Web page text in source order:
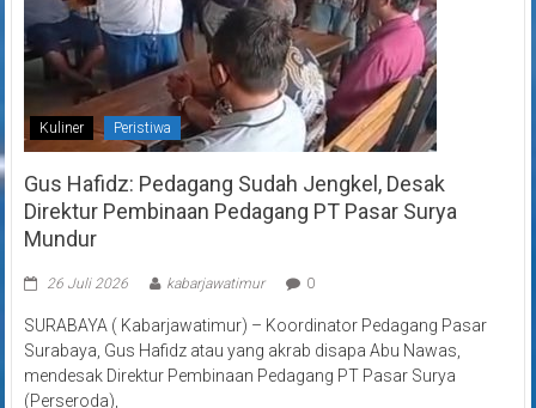
Kuliner Peristiwa
Gus Hafidz: Pedagang Sudah Jengkel, Desak
Direktur Pembinaan Pedagang PT Pasar Surya
Mundur
26 Juli 2026 kabarjawatimur 0
SURABAYA ( Kabarjawatimur) – Koordinator Pedagang Pasar
Surabaya, Gus Hafidz atau yang akrab disapa Abu Nawas,
mendesak Direktur Pembinaan Pedagang PT Pasar Surya
(Perseroda),